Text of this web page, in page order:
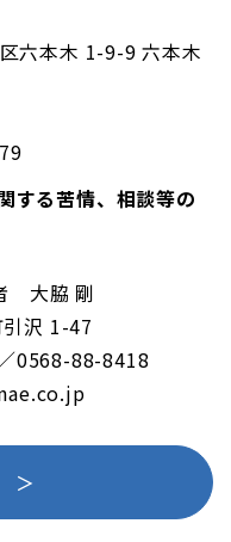
六本木 1-9-9 六本木
する苦情、相談等の
大脇 剛
沢 1-47
0568-88-8418
＞